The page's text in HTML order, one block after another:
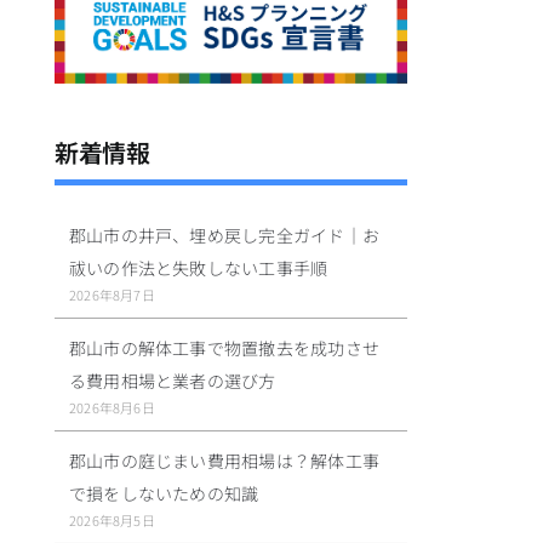
新着情報
郡山市の井戸、埋め戻し完全ガイド｜お
祓いの作法と失敗しない工事手順
2026年8月7日
郡山市の解体工事で物置撤去を成功させ
る費用相場と業者の選び方
2026年8月6日
郡山市の庭じまい費用相場は？解体工事
で損をしないための知識
2026年8月5日